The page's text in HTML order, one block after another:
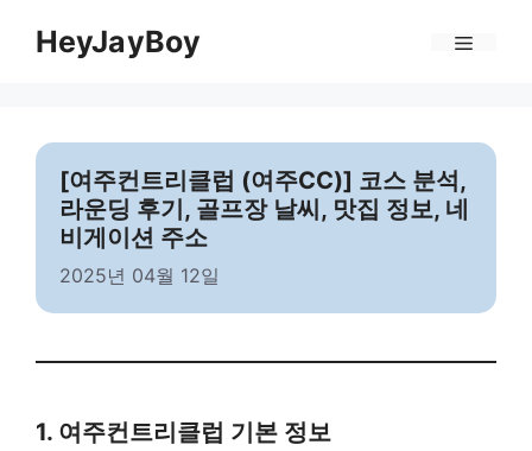
HeyJayBoy
[여주컨트리클럽 (여주CC)] 코스 분석,
라운딩 후기, 골프장 날씨, 맛집 정보, 네
비게이션 주소
2025년 04월 12일
1. 여주컨트리클럽 기본 정보